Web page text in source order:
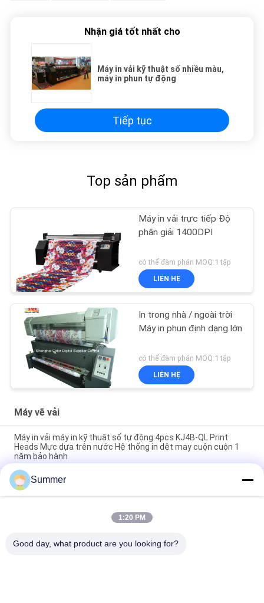
Nhận giá tốt nhất cho
Máy in vải kỹ thuật số nhiều màu,
máy in phun tự động
Tiếp tục
Top sản phẩm
Máy in vải trực tiếp Độ
phân giải 1400DPI
có thể đàm phán MOQ:1 tập
LIÊN HỆ
In trong nhà / ngoài trời
Máy in phun định dạng lớn
có thể đàm phán MOQ:1 tập
LIÊN HỆ
Máy vẽ vải
Máy in vải máy in kỹ thuật số tự động 4pcs KJ4B-QL Print
Heads Mực dựa trên nước Hệ thống in dệt may cuộn cuộn 1
năm bảo hành
Máy in vải kích thước lớn 3200mm với máy sưởi Inline cho vải
và vật liệu polyester Hệ thống in dệt
Sản xuất ổn định Máy in kỹ thuật số chất lượng cao cho máy in
phun vải cotton & vải polyester với hệ thống in nội tuyến có lò
Summer
1:20 PM
Good day, what product are you looking for?